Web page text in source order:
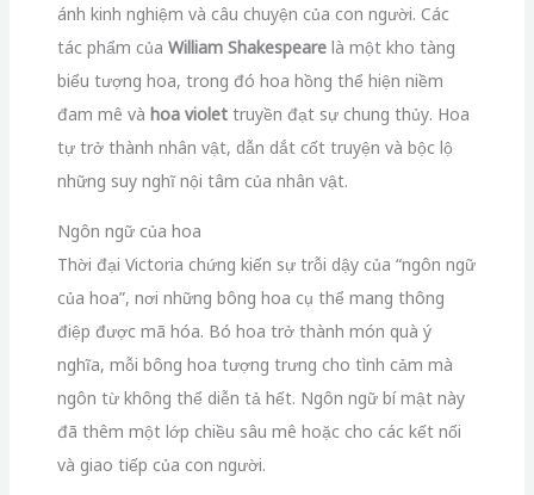
ánh kinh nghiệm và câu chuyện của con người. Các
tác phẩm của William Shakespearelà một kho tàng
biểu tượng hoa, trong đó hoa hồng thể hiện niềm
đam mê và hoa violettruyền đạt sự chung thủy. Hoa
tự trở thành nhân vật, dẫn dắt cốt truyện và bộc lộ
những suy nghĩ nội tâm của nhân vật.
Ngôn ngữ của hoa
Thời đại Victoria chứng kiến sự trỗi dậy của “ngôn ngữ
của hoa”, nơi những bông hoa cụ thể mang thông
điệp được mã hóa. Bó hoa trở thành món quà ý
nghĩa, mỗi bông hoa tượng trưng cho tình cảm mà
ngôn từ không thể diễn tả hết. Ngôn ngữ bí mật này
đã thêm một lớp chiều sâu mê hoặc cho các kết nối
và giao tiếp của con người.